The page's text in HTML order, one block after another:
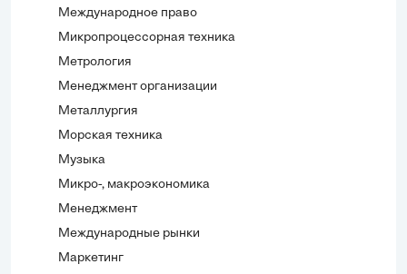
Международное право
Микропроцессорная техника
Метрология
Менеджмент организации
Металлургия
Морская техника
Музыка
Микро-, макроэкономика
Менеджмент
Международные рынки
Маркетинг